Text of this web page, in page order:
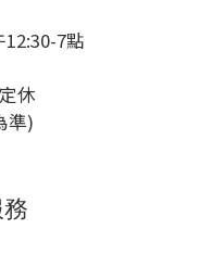
7點
休
準)